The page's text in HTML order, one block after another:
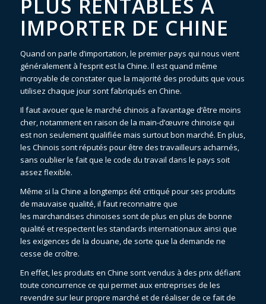
PLUS RENTABLES À
IMPORTER DE CHINE
Quand on parle d’importation, le premier pays qui nous vient
généralement à l’esprit est la Chine. Il est quand même
incroyable de constater que la majorité des produits que vous
utilisez chaque jour sont fabriqués en Chine.
Il faut avouer que le marché chinois a l’avantage d’être moins
cher, notamment en raison de la main-d’œuvre chinoise qui
est non seulement qualifiée mais surtout bon marché. En plus,
les Chinois sont réputés pour être des travailleurs acharnés,
sans oublier le fait que le code du travail dans le pays soit
assez flexible.
Même si la Chine a longtemps été critiqué pour ses produits
de mauvaise qualité, il faut reconnaitre que
les marchandises chinoises sont de plus en plus de bonne
qualité et respectent les standards internationaux ainsi que
les exigences de la douane, de sorte que la demande ne
cesse de croître.
En effet, les produits en Chine sont vendus à des prix défiant
toute concurrence ce qui permet aux entreprises de les
revendre sur leur propre marché et de réaliser de ce fait de